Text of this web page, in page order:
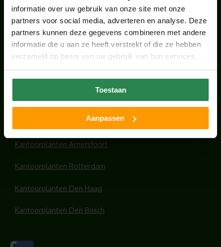
informatie over uw gebruik van onze site met onze
partners voor social media, adverteren en analyse. Deze
partners kunnen deze gegevens combineren met andere
informatie die u aan ze heeft verstrekt of die ze hebben
verzameld op basis van uw gebruik van hun services.
Toestaan
Aanpassen
HANDIGE LINKS
Office plants
Kantoorplanten Utrecht
Kantoorplanten Amsterdam
Kantoorplanten Amersfoort
Kantoorplanten Rotterdam
Kantoorplanten Den Haag
Kantoorplanten Den Bosch